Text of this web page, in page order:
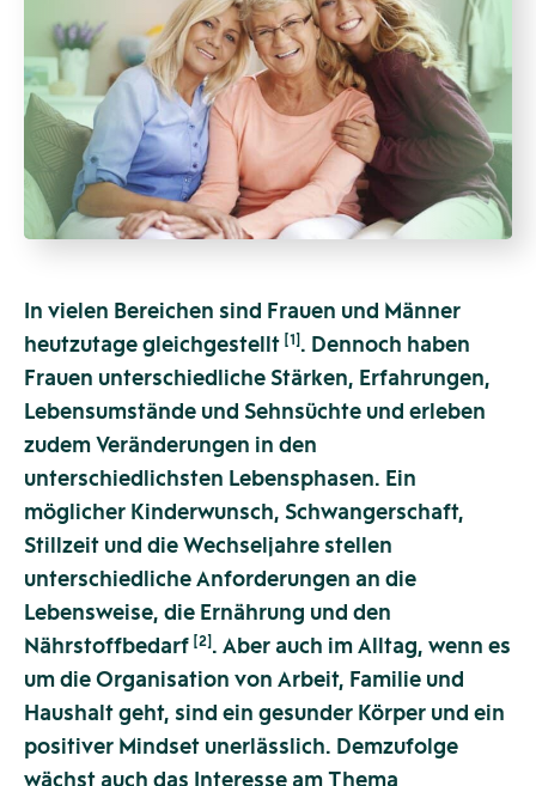
In vielen Bereichen sind Frauen und Männer
heutzutage gleichgestellt
[1] . Dennoch haben
Frauen unterschiedliche Stärken, Erfahrungen,
Lebensumstände und Sehnsüchte und erleben
zudem Veränderungen in den
unterschiedlichsten Lebensphasen. Ein
möglicher Kinderwunsch, Schwangerschaft,
Stillzeit und die Wechseljahre stellen
unterschiedliche Anforderungen an die
Lebensweise, die Ernährung und den
Nährstoffbedarf
[2] . Aber auch im Alltag, wenn es
um die Organisation von Arbeit, Familie und
Haushalt geht, sind ein gesunder Körper und ein
positiver Mindset unerlässlich. Demzufolge